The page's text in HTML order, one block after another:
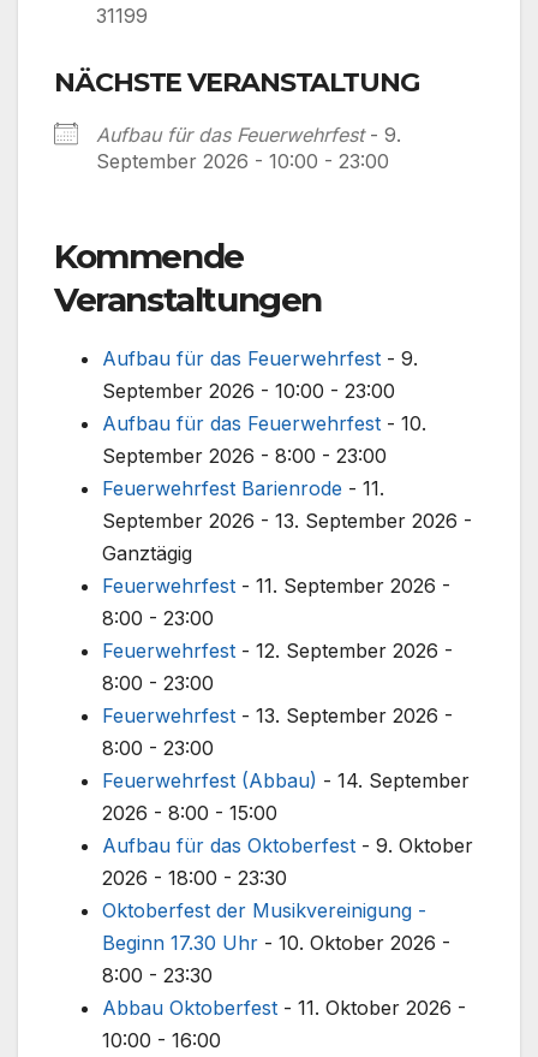
31199
NÄCHSTE VERANSTALTUNG
Aufbau für das Feuerwehrfest- 9.
September 2026 - 10:00 - 23:00
Kommende
Veranstaltungen
Aufbau für das Feuerwehrfest - 9.
September 2026 - 10:00 - 23:00
Aufbau für das Feuerwehrfest - 10.
September 2026 - 8:00 - 23:00
Feuerwehrfest Barienrode - 11.
September 2026 - 13. September 2026 -
Ganztägig
Feuerwehrfest - 11. September 2026 -
8:00 - 23:00
Feuerwehrfest - 12. September 2026 -
8:00 - 23:00
Feuerwehrfest - 13. September 2026 -
8:00 - 23:00
Feuerwehrfest (Abbau) - 14. September
2026 - 8:00 - 15:00
Aufbau für das Oktoberfest - 9. Oktober
2026 - 18:00 - 23:30
Oktoberfest der Musikvereinigung -
Beginn 17.30 Uhr - 10. Oktober 2026 -
8:00 - 23:30
Abbau Oktoberfest - 11. Oktober 2026 -
10:00 - 16:00